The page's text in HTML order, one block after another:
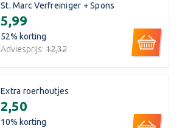
St. Marc Verfreiniger + Spons
€5,99
52% korting
Adviesprijs: €12,32
Extra roerhoutjes
€2,50
10% korting